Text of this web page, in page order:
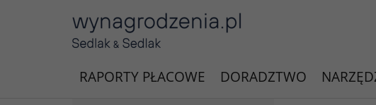
RAPORTY PŁACOWE DORADZTWO